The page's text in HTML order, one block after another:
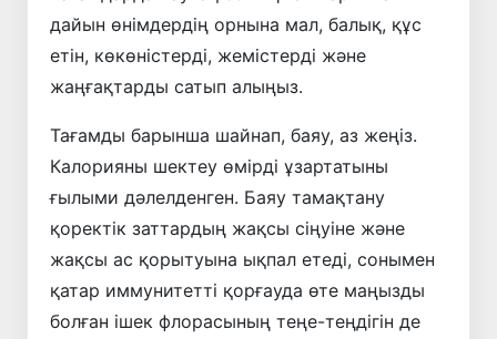
дайын өнімдердің орнына мал, балық, құс
етін, көкөністерді, жемістерді және
жаңғақтарды сатып алыңыз.
Тағамды барынша шайнап, баяу, аз жеңіз.
Калорияны шектеу өмірді ұзартатыны
ғылыми дәлелденген. Баяу тамақтану
қоректік заттардың жақсы сіңуіне және
жақсы ас қорытуына ықпал етеді, сонымен
қатар иммунитетті қорғауда өте маңызды
болған ішек флорасының теңе-теңдігін де